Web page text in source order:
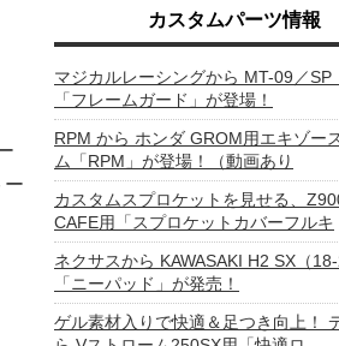
ー
カスタムパーツ情報
マジカルレーシングから MT-09／SP
「フレームガード」が登場！
RPM から ホンダ GROM用エキゾー
ム「RPM」が登場！（動画あり
カスタムスプロケットを見せる、
CAFE用「スプロケットカバーフルキ
ネクサスから KAWASAKI H2 SX（
「ニーパッド」が発売！
ゲル素材入りで快適＆足つき向上！